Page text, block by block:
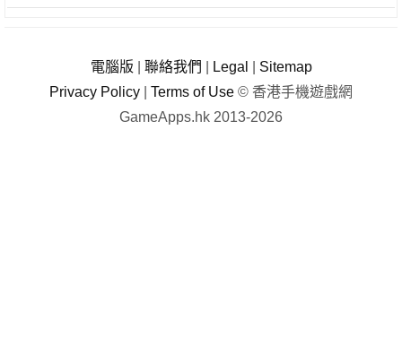
電腦版 聯絡我們 Legal
Sitemap
Privacy Policy
Terms of Use © 香港手機遊戲網
GameApps.hk 2013-2026